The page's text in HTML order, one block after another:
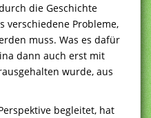
die Geschichte
verschiedene Probleme,
muss. Was es dafür
dann auch erst mit
wurde, aus
begleitet, hat